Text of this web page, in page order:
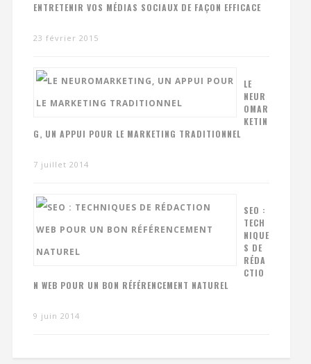
ENTRETENIR VOS MÉDIAS SOCIAUX DE FAÇON EFFICACE
23 février 2015
LE
NEUR
OMAR
KETIN
G, UN APPUI POUR LE MARKETING TRADITIONNEL
7 juillet 2014
SEO :
TECH
NIQUE
S DE
RÉDA
CTIO
N WEB POUR UN BON RÉFÉRENCEMENT NATUREL
9 juin 2014